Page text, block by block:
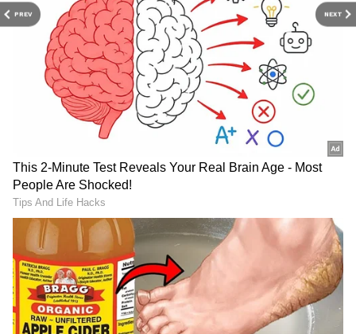
PREV NEXT
తీసుకుంటామని చెప్పారు.
ప్రకృతి అంటే ప్రేమ.. చెట్లంటే ప్రాణం: పర్యావరణ రక్షణ
కోసం వీరు చేస్తున్న కృషికి వావ్ అనాల్సిందే..
మధ్యలో రాష్ట్రపతి కోసం ప్రత్యేక
రైలు. ఇదొక న‌డిచే రాజ‌భ‌వ‌నం
డ్రగ్స్ రహిత సమాజం కోసం మోదీ
మాస్టర్ ప్లాన్ | Nasha Mukt